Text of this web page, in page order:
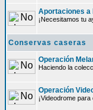
Aportaciones a
¡Necesitamos tu
Conservas caseras
Operación
Haciendo la
Operación
¡Videodrome para